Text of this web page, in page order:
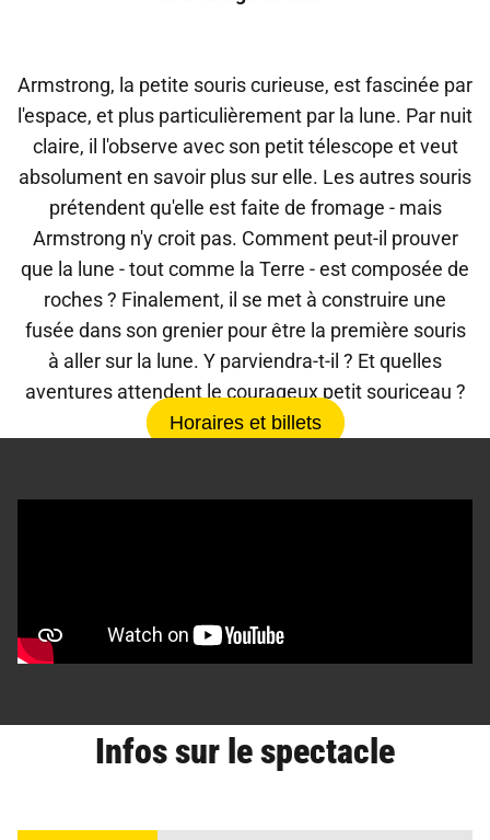
Armstrong, la petite souris curieuse, est fascinée par
l'espace, et plus particulièrement par la lune. Par nuit
claire, il l'observe avec son petit télescope et veut
absolument en savoir plus sur elle. Les autres souris
prétendent qu'elle est faite de fromage - mais
Armstrong n'y croit pas. Comment peut-il prouver
que la lune - tout comme la Terre - est composée de
roches ? Finalement, il se met à construire une
fusée dans son grenier pour être la première souris
à aller sur la lune. Y parviendra-t-il ? Et quelles
aventures attendent le courageux petit souriceau ?
Horaires et billets
Infos sur le spectacle